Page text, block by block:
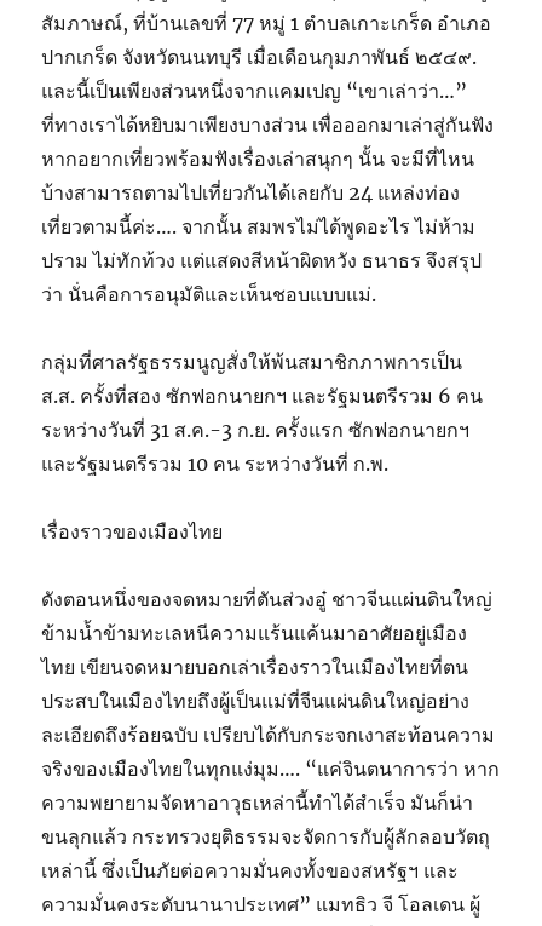
สัมภาษณ์, ที่บ้านเลขที่ 77 หมู่ 1 ตำบลเกาะเกร็ด อำเภอ
ปากเกร็ด จังหวัดนนทบุรี เมื่อเดือนกุมภาพันธ์ ๒๕๔๙.
และนี้เป็นเพียงส่วนหนึ่งจากแคมเปญ “เขาเล่าว่า…”
ที่ทางเราได้หยิบมาเพียงบางส่วน เพื่อออกมาเล่าสู่กันฟัง
หากอยากเที่ยวพร้อมฟังเรื่องเล่าสนุกๆ นั้น จะมีที่ไหน
บ้างสามารถตามไปเที่ยวกันได้เลยกับ 24 แหล่งท่อง
เที่ยวตามนี้ค่ะ…. จากนั้น สมพรไม่ได้พูดอะไร ไม่ห้าม
ปราม ไม่ทักท้วง แต่แสดงสีหน้าผิดหวัง ธนาธร จึงสรุป
ว่า นั่นคือการอนุมัติและเห็นชอบแบบแม่.
กลุ่มที่ศาลรัฐธรรมนูญสั่งให้พ้นสมาชิกภาพการเป็น
ส.ส. ครั้งที่สอง ซักฟอกนายกฯ และรัฐมนตรีรวม 6 คน
ระหว่างวันที่ 31 ส.ค.-3 ก.ย. ครั้งแรก ซักฟอกนายกฯ
และรัฐมนตรีรวม 10 คน ระหว่างวันที่ ก.พ.
เรื่องราวของเมืองไทย
ดังตอนหนึ่งของจดหมายที่ตันส่วงอู๋ ชาวจีนแผ่นดินใหญ่
ข้ามน้ำข้ามทะเลหนีความแร้นแค้นมาอาศัยอยู่เมือง
ไทย เขียนจดหมายบอกเล่าเรื่องราวในเมืองไทยที่ตน
ประสบในเมืองไทยถึงผู้เป็นแม่ที่จีนแผ่นดินใหญ่อย่าง
ละเอียดถึงร้อยฉบับ เปรียบได้กับกระจกเงาสะท้อนความ
จริงของเมืองไทยในทุกแง่มุม…. “แค่จินตนาการว่า หาก
ความพยายามจัดหาอาวุธเหล่านี้ทำได้สำเร็จ มันก็น่า
ขนลุกแล้ว กระทรวงยุติธรรมจะจัดการกับผู้ลักลอบวัตถุ
เหล่านี้ ซึ่งเป็นภัยต่อความมั่นคงทั้งของสหรัฐฯ และ
ความมั่นคงระดับนานาประเทศ” แมทธิว จี โอลเดน ผู้